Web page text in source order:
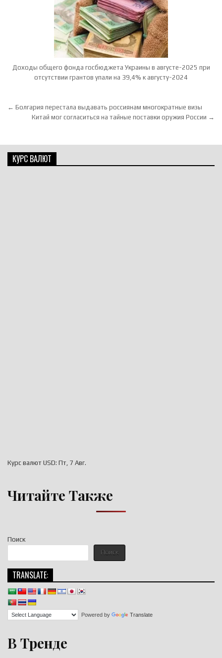
Доходы общего фонда госбюджета Украины в августе-2025 при
отсутствии грантов упали на 39,4% к августу-2024
Навигация по записям
← Болгария перестала выдавать россиянам многократные визы
Китай мог согласиться на тайные поставки оружия России →
Поиск
Поиск
TRANSLATE:
Powered by Translate
В Тренде
КУРС ВАЛЮТ
Курс валют USD: Пт, 7 Авг.
Читайте Также